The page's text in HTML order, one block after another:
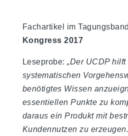
Fachartikel im
Kongress 2017
Leseprobe:„Der UCDP
systematischen
benötigtes Wissen
essentiellen Punkte zu
daraus ein Produkt mit
Kundennutzen zu